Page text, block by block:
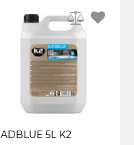
ADBLUE 5L K2